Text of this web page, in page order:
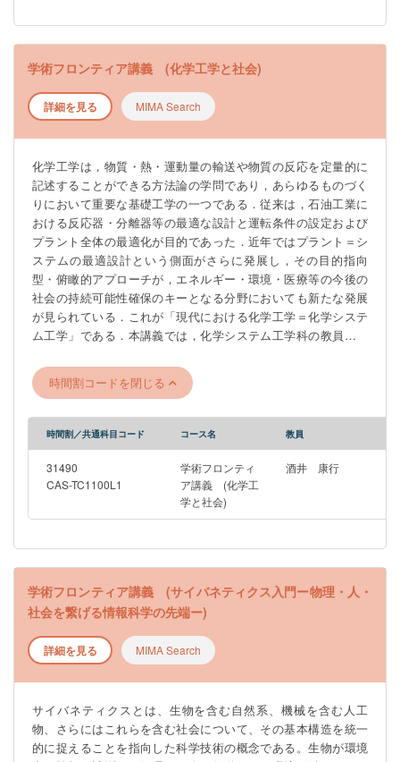
学術フロンティア講義 (化学工学と社会)
詳細を見る MIMA Search
化学工学は，物質・熱・運動量の輸送や物質の反応を定量的に
記述することができる方法論の学問であり，あらゆるものづく
りにおいて重要な基礎工学の一つである．従来は，石油工業に
おける反応器・分離器等の最適な設計と運転条件の設定および
プラント全体の最適化が目的であった．近年ではプラント＝シ
ステムの最適設計という側面がさらに発展し，その目的指向
型・俯瞰的アプローチが，エネルギー・環境・医療等の今後の
社会の持続可能性確保のキーとなる分野においても新たな発展
が見られている．これが「現代における化学工学＝化学システ
ム工学」である．本講義では，化学システム工学科の教員がフ
OGを外部講師として招き，化学工学や化学システムの方法論や
考え方が，実社会でどのように役に立っているか，について講
している．
―――――――――――――――――――――――――――――
※このゼミは4月6日（月）6限（18：45～）Zoomで行われる工学
部合同説明会への参加を予定しています。 ZoomのURLは後日
UTAS掲示板のお知らせにて周知いたします。
―――――――――――――――――――――――――――――
時間割コードを閉じる
時間割／共通科目コード コース名 教員
31490
CAS-TC1100L1
学術フロンティ
ア講義 (化学工
学と社会)
酒井 康行
学術フロンティア講義 (サイバネティクス入門ー物理・人・
社会を繋げる情報科学の先端ー)
詳細を見る MIMA Search
サイバネティクスとは、生物を含む自然系、機械を含む人工
物、さらにはこれらを含む社会について、その基本構造を統一
的に捉えることを指向した科学技術の概念である。生物が環境